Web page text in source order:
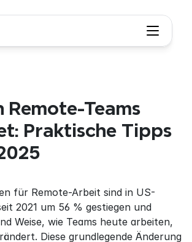
Remote-Teams
Praktische Tipps
für Remote-Arbeit sind in US-
2021 um 56 % gestiegen und
Weise, wie Teams heute arbeiten,
Diese grundlegende Änderung